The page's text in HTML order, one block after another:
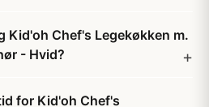
Kid'oh Chef's Legekøkken m.
- Hvid?
for Kid'oh Chef's